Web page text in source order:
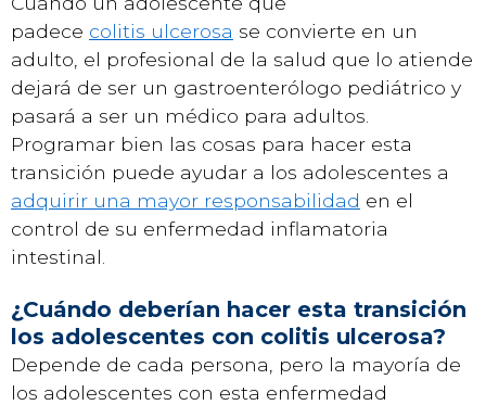
padece colitis ulcerosa se convierte en un
adulto, el profesional de la salud que lo atiende
dejará de ser un gastroenterólogo pediátrico y
pasará a ser un médico para adultos.
Programar bien las cosas para hacer esta
transición puede ayudar a los adolescentes a
adquirir una mayor responsabilidad en el
control de su enfermedad inflamatoria
intestinal.
¿Cuándo deberían hacer esta transición
los adolescentes con colitis ulcerosa?
Depende de cada persona, pero la mayoría de
los adolescentes con esta enfermedad